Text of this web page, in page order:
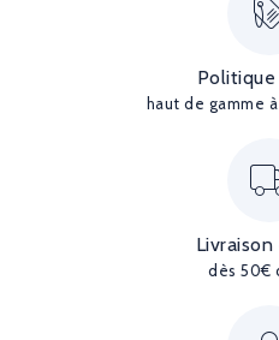
haut de gamme
dès 50€